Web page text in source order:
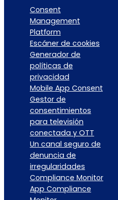
Consent
Management
Platform
Escáner de cookies
Generador de
políticas de
privacidad
Mobile App Consent
Gestor de
consentimientos
para televisión
conectada y OTT
Un canal seguro de
denuncia de
irregularidades
Compliance Monitor
App Compliance